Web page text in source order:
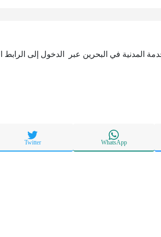
المدنية في البحرين عبر الدخول إلى الرابط
WhatsApp
Twitter